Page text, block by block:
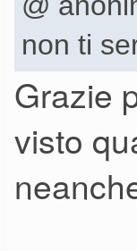
non ti
Grazie
visto